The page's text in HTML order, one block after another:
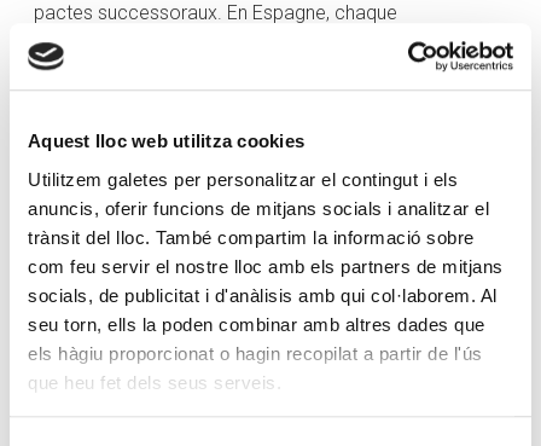
Aquest lloc web utilitza cookies
Utilitzem galetes per personalitzar el contingut i els
anuncis, oferir funcions de mitjans socials i analitzar el
trànsit del lloc. També compartim la informació sobre
com feu servir el nostre lloc amb els partners de mitjans
socials, de publicitat i d'anàlisis amb qui col·laborem. Al
seu torn, ells la poden combinar amb altres dades que
els hàgiu proporcionat o hagin recopilat a partir de l'ús
que heu fet dels seus serveis.
pactes successoraux. En Espagne, chaque
communauté autonome possédant son propre
système de succession le prévoit. Il s’agit de contrats
de biens présents, avec une éventuelle réserve de biens
de planifier la fiscalité, qui est connue aujourd’hui, mais
qui pourrait changer demain.
Une planification successorale réussie peut parfois
nécessiter l’intégration de dispositions testamentaires
avec d’autres actes juridiques, tels que des donations,
qui peuvent être très variées.